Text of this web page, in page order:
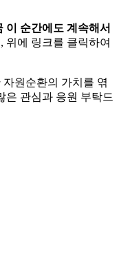
이 순간에도 계속해서
위에 링크를 클릭하여
원순환의 가치를 엮
은 관심과 응원 부탁드